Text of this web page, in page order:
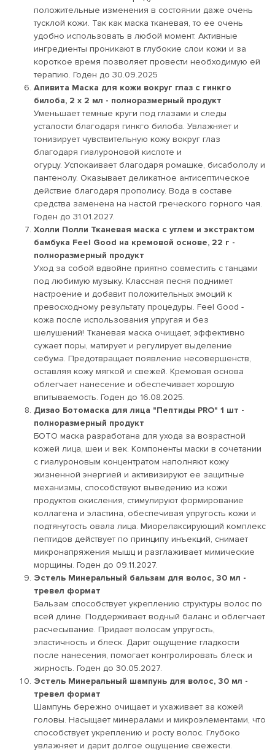
положительные изменения в состоянии даже очень
тусклой кожи. Так как маска тканевая, то ее очень
удобно использовать в любой момент. Активные
ингредиенты проникают в глубокие слои кожи и за
короткое время позволяет провести необходимую ей
терапию. Годен до 30.09.2025
Апивита Маска для кожи вокруг глаз с гинкго
билоба, 2 х 2 мл - полноразмерный продукт
Уменьшает темные круги под глазами и следы
усталости благодаря гинкго билоба. Увлажняет и
тонизирует чувствительную кожу вокруг глаз
благодаря гиалуроновой кислоте и
огурцу. Успокаивает благодаря ромашке, бисабололу и
пантенолу. Оказывает деликатное антисептическое
действие благодаря прополису. Вода в составе
средства заменена на настой греческого горного чая.
Годен до 31.01.2027.
Холли Полли Тканевая маска с углем и экстрактом
бамбука Feel Good на кремовой основе, 22 г -
полноразмерный продукт
Уход за собой вдвойне приятно совместить с танцами
под любимую музыку. Классная песня поднимет
настроение и добавит положительных эмоций к
превосходному результату процедуры. Feel Good -
кожа после использования упругая и без
шелушений! Тканевая маска очищает, эффективно
сужает поры, матирует и регулирует выделение
себума. Предотвращает появление несовершенств,
оставляя кожу мягкой и свежей. Кремовая основа
облегчает нанесение и обеспечивает хорошую
впитываемость. Годен до 16.08.2025.
Дизао Ботомаска для лица "Пептиды PRO" 1 шт -
полноразмерный продукт
БОТО маска разработана для ухода за возрастной
кожей лица, шеи и век. Компоненты маски в сочетании
с гиалуроновым концентратом наполняют кожу
жизненной энергией и активизируют ее защитные
механизмы, способствуют выведению из кожи
продуктов окисления, стимулируют формирование
коллагена и эластина, обеспечивая упругость кожи и
подтянутость овала лица. Миорелаксирующий комплекс
пептидов действует по принципу инъекций, снимает
микронапряжения мышц и разглаживает мимические
морщины. Годен до 09.11.2027.
Эстель Минеральный бальзам для волос, 30 мл -
тревел формат
Бальзам способствует укреплению структуры волос по
всей длине. Поддерживает водный баланс и облегчает
расчесывание. Придает волосам упругость,
эластичность и блеск. Дарит ощущение гладкости
после нанесения, помогает контролировать блеск и
жирность. Годен до 30.05.2027.
Эстель Минеральный шампунь для волос, 30 мл -
тревел формат
Шампунь бережно очищает и ухаживает за кожей
головы. Насыщает минералами и микроэлементами, что
способствует укреплению и росту волос. Глубоко
увлажняет и дарит долгое ощущение свежести.